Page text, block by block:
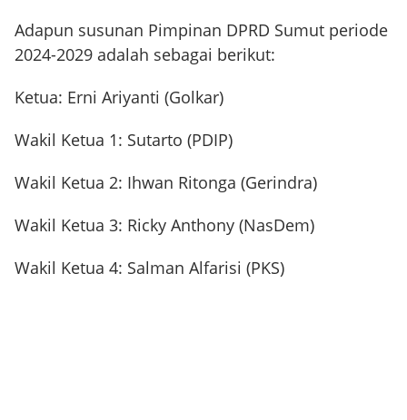
Adapun susunan Pimpinan DPRD Sumut periode
2024-2029 adalah sebagai berikut:
Ketua: Erni Ariyanti (Golkar)
Wakil Ketua 1: Sutarto (PDIP)
Wakil Ketua 2: Ihwan Ritonga (Gerindra)
Wakil Ketua 3: Ricky Anthony (NasDem)
Wakil Ketua 4: Salman Alfarisi (PKS)